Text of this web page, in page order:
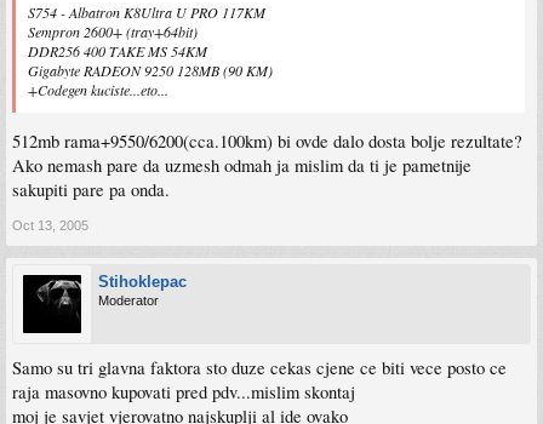
S754 - Albatron K8Ultra U PRO 117KM
Sempron 2600+ (tray+64bit)
DDR256 400 TAKE MS 54KM
Gigabyte RADEON 9250 128MB (90 KM)
+Codegen kuciste...eto...
512mb rama+9550/6200(cca.100km) bi ovde dalo dosta bolje rezultate?
Ako nemash pare da uzmesh odmah ja mislim da ti je pametnije
sakupiti pare pa onda.
Oct 13, 2005
Stihoklepac
Moderator
Samo su tri glavna faktora sto duze cekas cjene ce biti vece posto ce
raja masovno kupovati pred pdv...mislim skontaj
moj je savjet vjerovatno najskuplji al ide ovako